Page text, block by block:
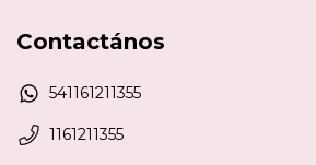
Contactános
541161211355
1161211355